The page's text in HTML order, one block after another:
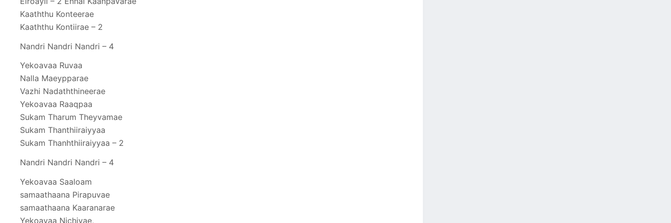
Kaaththu Konteerae
Kaaththu Kontiirae – 2
Nandri Nandri Nandri – 4
Yekoavaa Ruvaa
Nalla Maeypparae
Vazhi Nadaththineerae
Yekoavaa Raaqpaa
Sukam Tharum Theyvamae
Sukam Thanthiiraiyyaa
Sukam Thanhthiiraiyyaa – 2
Nandri Nandri Nandri – 4
Yekoavaa Saaloam
samaathaana Pirapuvae
samaathaana Kaaranarae
Yekoavaa Nichiyae,